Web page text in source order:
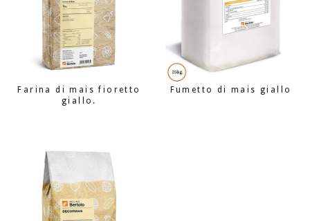
Farina di mais fioretto
giallo.
Fumetto di mais giallo